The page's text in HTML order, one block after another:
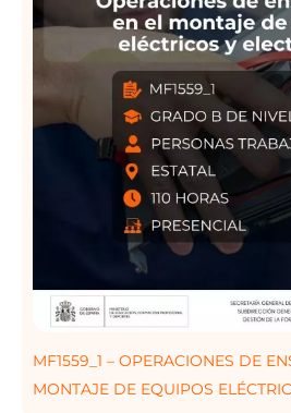
MF1559_1 – OPERACIONES DE
MONTAJE DE EQUIPOS